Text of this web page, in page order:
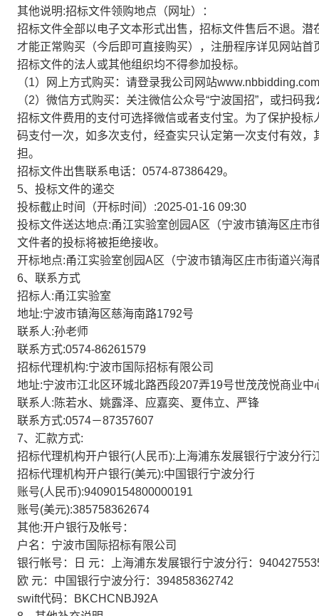
其他说明:招标文件领购地点（网址）：
招标文件全部以电子文本形式出售，招标文件售后不退。
才能正常购买（今后即可直接购买），注册程序详见网站
招标文件的法人或其他组织均不得参加投标。
（1）网上方式购买：请登录我公司网站
（2）微信方式购买：关注微信公众号“宁波国招”，或扫码
招标文件费用的支付可选择微信或者支付宝。为了保护投
码支付一次，如多次支付，经查实只认定第一次支付有效
担。
招标文件出售联系电话：0574-87386429。
5、投标文件的递交
投标截止时间（开标时间）:2025-01-16 09:30
投标文件送达地点:甬江实验室创园A区（宁波市镇海区庄
文件者的投标将被拒绝接收。
开标地点:甬江实验室创园A区（宁波市镇海区庄市街道兴海
6、联系方式
招标人:甬江实验室
地址:宁波市镇海区慈海南路1792号
联系人:孙老师
联系方式:0574-86261579
招标代理机构:宁波市国际招标有限公司
地址:宁波市江北区环城北路西段207弄19号世茂茂悦商业中
联系人:陈若水、姚露泽、应嘉奕、夏伟立、严锋
联系方式:0574－87357607
7、汇款方式:
招标代理机构开户银行(人民币):上海浦东发展银行宁波分行
招标代理机构开户银行(美元):中国银行宁波分行
账号(人民币):94090154800000191
账号(美元):385758362674
其他:开户银行及帐号：
户名：宁波市国际招标有限公司
银行帐号：日 元：上海浦东发展银行宁波分行：
欧 元：中国银行宁波分行：394858362742
swift代码：BKCHCNBJ92A